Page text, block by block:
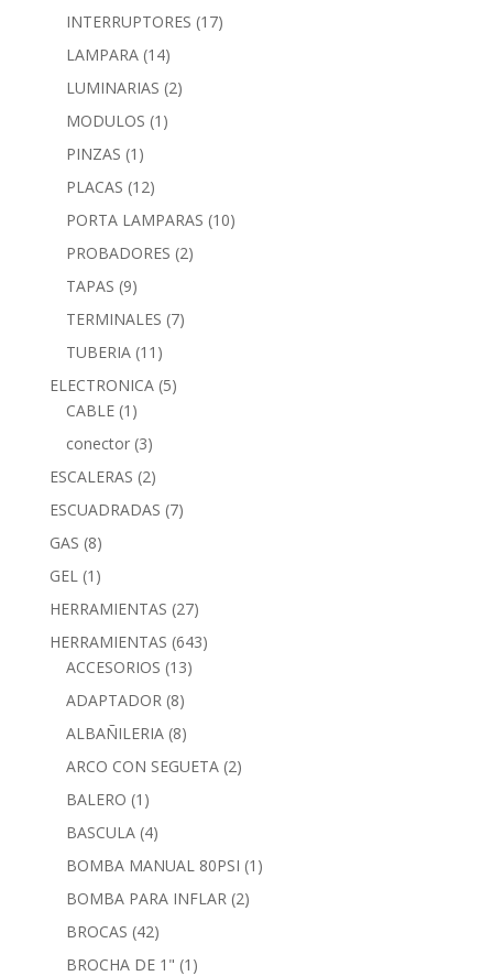
INTERRUPTORES (17)
LAMPARA (14)
LUMINARIAS (2)
MODULOS (1)
PINZAS (1)
PLACAS (12)
PORTA LAMPARAS (10)
PROBADORES (2)
TAPAS (9)
TERMINALES (7)
TUBERIA (11)
ELECTRONICA (5)
CABLE (1)
conector (3)
ESCALERAS (2)
ESCUADRADAS (7)
GAS (8)
GEL (1)
HERRAMIENTAS (27)
HERRAMIENTAS (643)
ACCESORIOS (13)
ADAPTADOR (8)
ALBAÑILERIA (8)
ARCO CON SEGUETA (2)
BALERO (1)
BASCULA (4)
BOMBA MANUAL 80PSI (1)
BOMBA PARA INFLAR (2)
BROCAS (42)
BROCHA DE 1" (1)